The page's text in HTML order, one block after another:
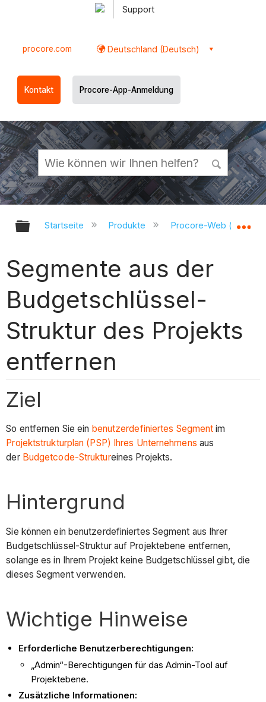
Support
procore.com Deutschland (Deutsch)
Kontakt Procore-App-Anmeldung
Globale Hierarchie auf- und
Startseite Produkte Procore-Web
Segmente aus der
Budgetschlüssel-
Struktur des Projekts
entfernen
Ziel
So entfernen Sie ein benutzerdefiniertes Segment im
Projektstrukturplan (PSP) Ihres Unternehmens aus
der Budgetcode-Struktureines Projekts.
Hintergrund
Sie können ein benutzerdefiniertes Segment aus Ihrer
Budgetschlüssel-Struktur auf Projektebene entfernen,
solange es in Ihrem Projekt keine Budgetschlüssel gibt, die
dieses Segment verwenden.
Wichtige Hinweise
Erforderliche Benutzerberechtigungen:
„Admin“-Berechtigungen für das Admin-Tool auf
Projektebene.
Zusätzliche Informationen: